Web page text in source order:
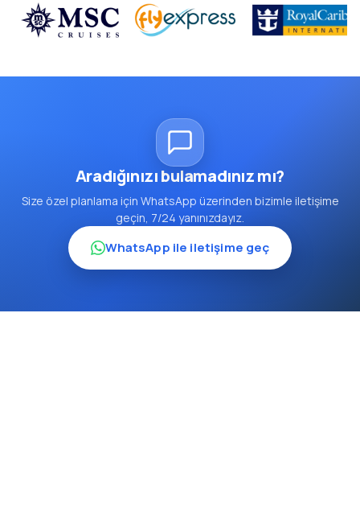
Aradığınızı bulamadınız mı?
Size özel planlama için WhatsApp üzerinden bizimle iletişime
geçin, 7/24 yanınızdayız.
WhatsApp ile iletişime geç